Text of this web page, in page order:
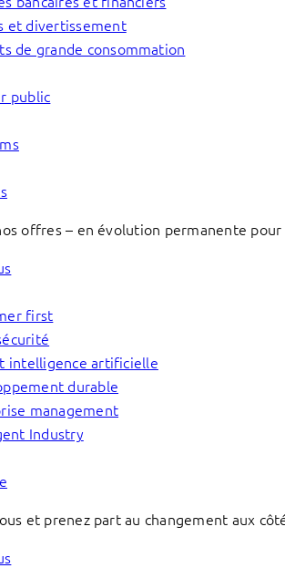
et divertissement
de grande consommation
public
offres – en évolution permanente
first
intelligence artificielle
durable
management
Industry
et prenez part au changement aux